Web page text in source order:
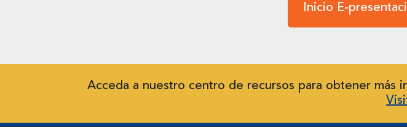
Inicio E-
Acceda a nuestro centro de recursos para obtener más